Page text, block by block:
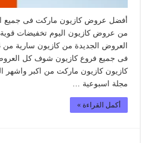
أفضل عروض كازيون ماركت فى جميع
من عروض كازيون اليوم تخفيضات
فى جميع فروع كازيون شوف كل
كازيون كازيون ماركت من اكبر واشهر
مجلة اسبوعية …
أكمل القراءة »